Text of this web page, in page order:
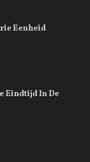
Eenheid
Eindtijd In De